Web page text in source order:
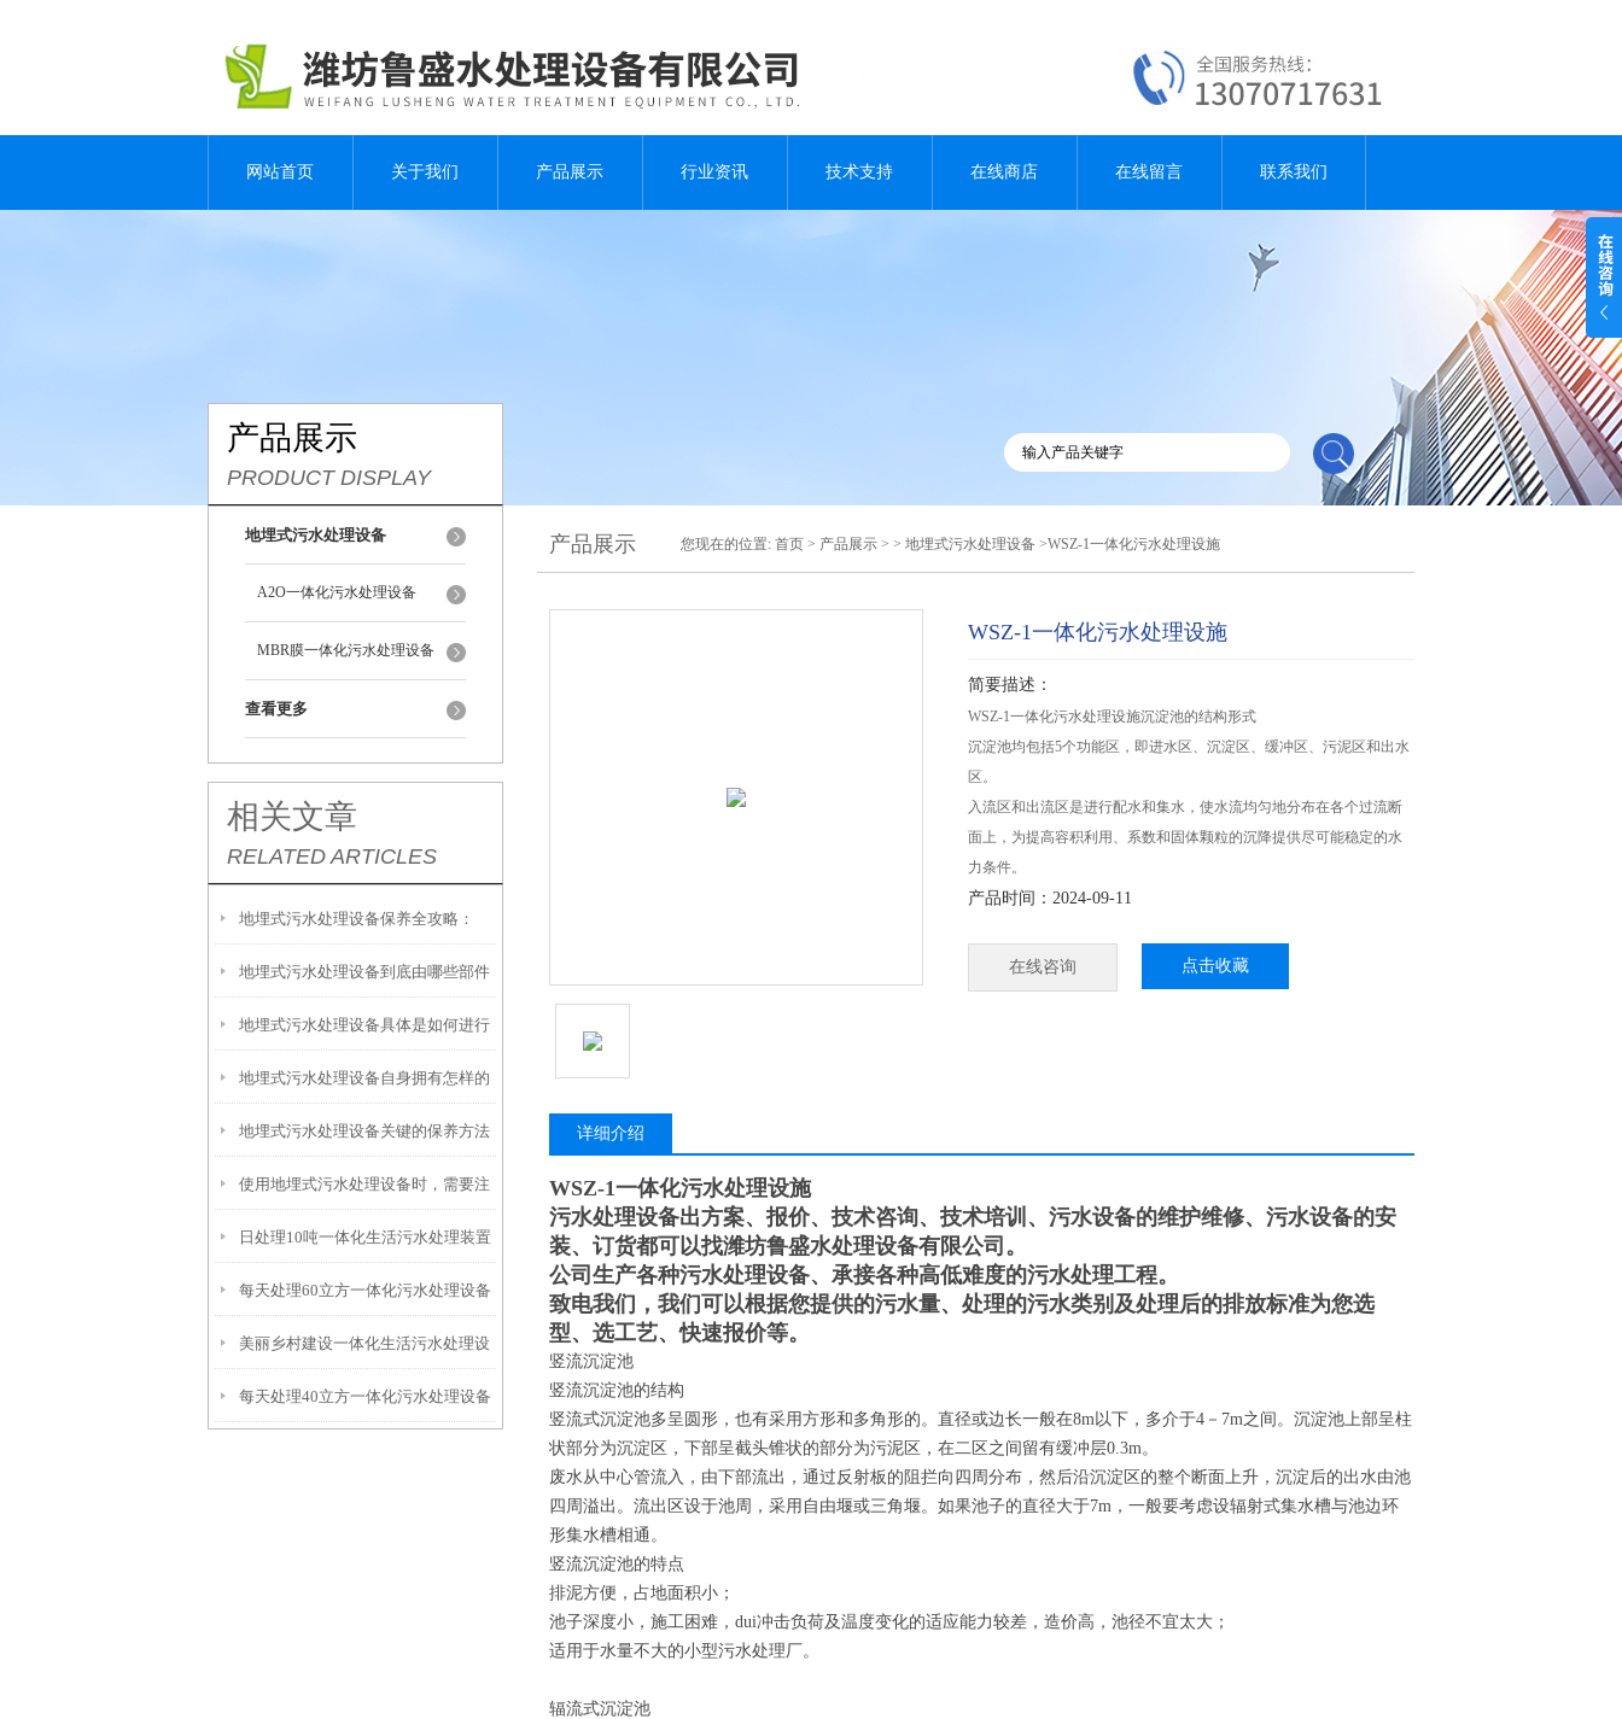
网站首页 关于我们 产品展示 行业资讯 技术支持 在线商店 在线留言 联系我们
产品展示
PRODUCT DISPLAY
地埋式污水处理设备
A2O一体化污水处理设备
MBR膜一体化污水处理设备
查看更多
相关文章
RELATED ARTICLES
地埋式污水处理设备保养全攻略：
让“地下卫士”持续高效运转
地埋式污水处理设备到底由哪些部件
撑起？核心结构一文拆解
地埋式污水处理设备具体是如何进行
安装的呢？
地埋式污水处理设备自身拥有怎样的
特点呢？
地埋式污水处理设备关键的保养方法
使用地埋式污水处理设备时，需要注
意以下事项
日处理10吨一体化生活污水处理装置
每天处理60立方一体化污水处理设备
美丽乡村建设一体化生活污水处理设
备
每天处理40立方一体化污水处理设备
产品展示 您现在的位置: 首页 > 产品展示 > > 地埋式污水处理设备 >WSZ-1一体化污水处理设施
WSZ-1一体化污水处理设施
简要描述：
WSZ-1一体化污水处理设施沉淀池的结构形式
沉淀池均包括5个功能区，即进水区、沉淀区、缓冲区、污泥区和出水
区。
入流区和出流区是进行配水和集水，使水流均匀地分布在各个过流断
面上，为提高容积利用、系数和固体颗粒的沉降提供尽可能稳定的水
力条件。
产品时间：2024-09-11
在线咨询 点击收藏
详细介绍
WSZ-1一体化污水处理设施
污水处理设备出方案、报价、技术咨询、技术培训、污水设备的维护维修、污水设备的安
装、订货都可以找潍坊鲁盛水处理设备有限公司。
公司生产各种污水处理设备、承接各种高低难度的污水处理工程。
致电我们，我们可以根据您提供的污水量、处理的污水类别及处理后的排放标准为您选
型、选工艺、快速报价等。
竖流沉淀池
竖流沉淀池的结构
竖流式沉淀池多呈圆形，也有采用方形和多角形的。直径或边长一般在8m以下，多介于4－7m之间。沉淀池上部呈柱
状部分为沉淀区，下部呈截头锥状的部分为污泥区，在二区之间留有缓冲层0.3m。
废水从中心管流入，由下部流出，通过反射板的阻拦向四周分布，然后沿沉淀区的整个断面上升，沉淀后的出水由池
四周溢出。流出区设于池周，采用自由堰或三角堰。如果池子的直径大于7m，一般要考虑设辐射式集水槽与池边环
形集水槽相通。
竖流沉淀池的特点
排泥方便，占地面积小；
池子深度小，施工困难，dui冲击负荷及温度变化的适应能力较差，造价高，池径不宜太大；
适用于水量不大的小型污水处理厂。
辐流式沉淀池